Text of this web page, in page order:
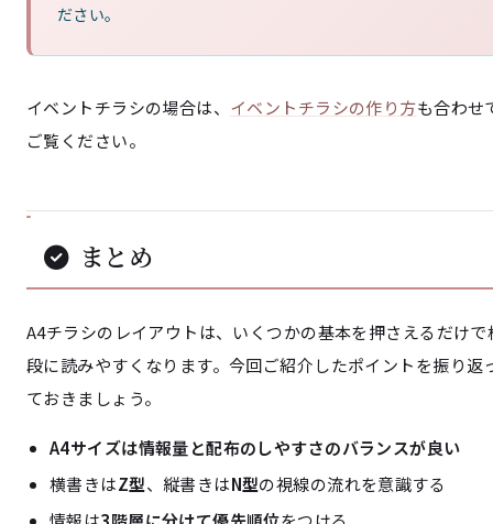
ださい。
イベントチラシの場合は、 イベントチラシの作り方も合わせ
ご覧ください。
まとめ
A4チラシのレイアウトは、いくつかの基本を押さえるだけで
段に読みやすくなります。今回ご紹介したポイントを振り返
ておきましょう。
A4サイズは情報量と配布のしやすさのバランスが良い
横書きはZ型、縦書きはN型の視線の流れを意識する